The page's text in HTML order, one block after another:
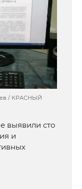
/ КРАСНЫЙ
выявили сто
и